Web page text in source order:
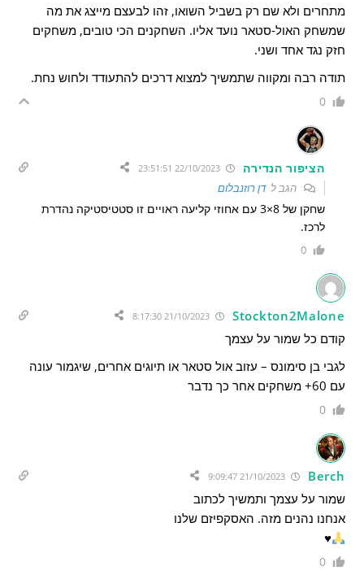
מתחרים ולא שם רק בשביל השואו, זהו לבעצם מייצג את מה
שמשחק האול-סטאר נועד אליו. השחקנים הכי טובים, משחקים
חזק נגד אחד ושני.
תודה רבה ומקווה שתמשיך למצוא דרכים להתעודד ולחוש נחת.
0
הציפור הנדירה
הגב לדן רוזנבלום
שחקן של 8×3 עם אחוזי קליעה ראויים זו סטטיסטיקה נהדרת
לרכז.
0
Stockton2Malone
קודם כל שמור על עצמך
לגבי בן סימונס – עזוב אול סטאר או תיוגים אחרים, שיגמור עונה
עם 60+ משחקים אחר כך נדבר
0
Berch
שמור על עצמך ותמשיך לכתוב
אנחנו נהנים מזה. האסקפיזם שלנו
♥️
0